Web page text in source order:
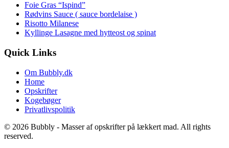
Foie Gras “Ispind”
Rødvins Sauce ( sauce bordelaise )
Risotto Milanese
Kyllinge Lasagne med hytteost og spinat
Quick Links
Om Bubbly.dk
Home
Opskrifter
Kogebøger
Privatlivspolitik
© 2026 Bubbly - Masser af opskrifter på lækkert mad. All rights
reserved.